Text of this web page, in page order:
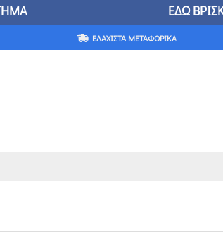
ΕΔΩ ΒΡΙΣΚΕΤΕ ΟΛΑ
ΕΛΆΧΙΣΤΑ ΜΕΤΑΦΟΡΙΚΆ